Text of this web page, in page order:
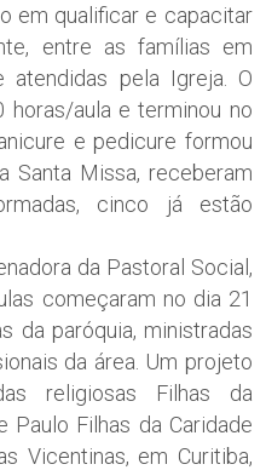
em qualificar e capacitar
entre as famílias em
atendidas pela Igreja. O
aula e terminou no
e pedicure formou
Santa Missa, receberam
cinco já estão
da Pastoral Social,
começaram no dia 21
da paróquia, ministradas
da área. Um projeto
religiosas Filhas da
Paulo Filhas da Caridade
Vicentinas, em Curitiba,